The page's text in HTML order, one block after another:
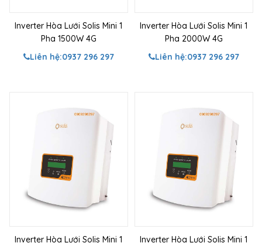
Inverter Hòa Lưới Solis Mini 1
Pha 1500W 4G
Liên hệ:0937 296 297
Inverter Hòa Lưới Solis Mini 1
Pha 2000W 4G
Liên hệ:0937 296 297
Inverter Hòa Lưới Solis Mini 1
Inverter Hòa Lưới Solis Mini 1